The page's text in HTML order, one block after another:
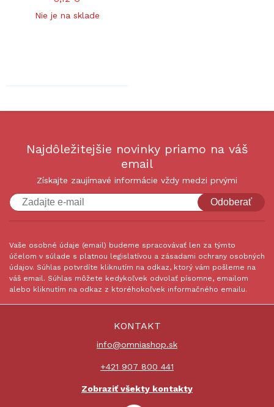
Nie je na sklade
Najdôležitejšie novinky priamo na váš
email
Získajte zaujímavé informácie vždy medzi prvými
Odoberať
Vaše osobné údaje (email) budeme spracovávať len za týmto
účelom v súlade s platnou legislatívou a zásadami ochrany osobných
údajov. Súhlas potvrdíte kliknutím na odkaz, ktorý vám pošleme na
váš email. Súhlas môžete kedykoľvek odvolať písomne, emailom
alebo kliknutím na odkaz z ktoréhokoľvek informačného emailu.
KONTAKT
info@omniashop.sk
+421 907 800 441
Zobraziť všekty kontakty